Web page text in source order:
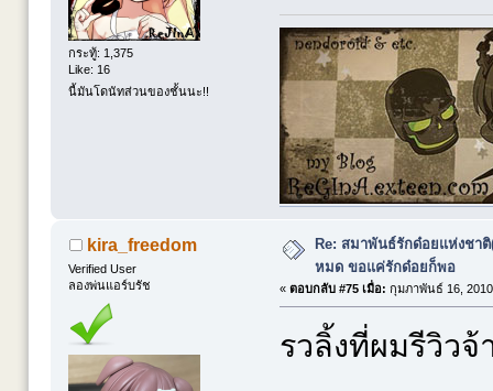
กระทู้: 1,375
Like: 16
นี้มันโดนัทส่วนของชั้นนะ!!
kira_freedom
Verified User
ลองพ่นแอร์บรัช
Re: สมาพันธ์รักด๋อยแห่งชา
หมด ขอแค่รักด๋อยก็พอ
« ตอบกลับ #75 เมื่อ: กุมภาพันธ์ 16,
รวลิ้งที่ผมรีวิว